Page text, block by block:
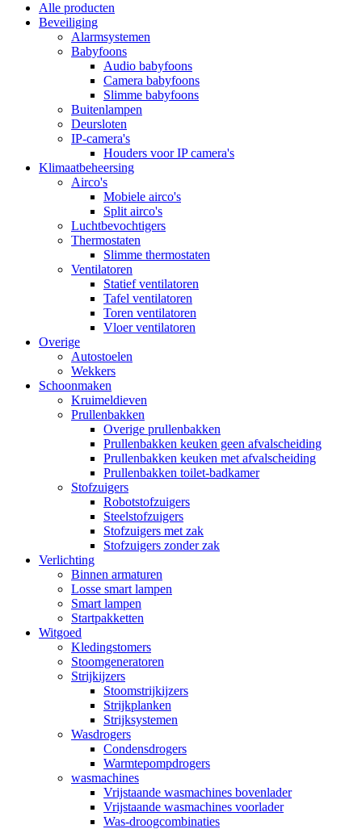
Alle producten
Beveiliging
Alarmsystemen
Babyfoons
Audio babyfoons
Camera babyfoons
Slimme babyfoons
Buitenlampen
Deursloten
IP-camera's
Houders voor IP camera's
Klimaatbeheersing
Airco's
Mobiele airco's
Split airco's
Luchtbevochtigers
Thermostaten
Slimme thermostaten
Ventilatoren
Statief ventilatoren
Tafel ventilatoren
Toren ventilatoren
Vloer ventilatoren
Overige
Autostoelen
Wekkers
Schoonmaken
Kruimeldieven
Prullenbakken
Overige prullenbakken
Prullenbakken keuken geen afvalscheiding
Prullenbakken keuken met afvalscheiding
Prullenbakken toilet-badkamer
Stofzuigers
Robotstofzuigers
Steelstofzuigers
Stofzuigers met zak
Stofzuigers zonder zak
Verlichting
Binnen armaturen
Losse smart lampen
Smart lampen
Startpakketten
Witgoed
Kledingstomers
Stoomgeneratoren
Strijkijzers
Stoomstrijkijzers
Strijkplanken
Strijksystemen
Wasdrogers
Condensdrogers
Warmtepompdrogers
wasmachines
Vrijstaande wasmachines bovenlader
Vrijstaande wasmachines voorlader
Was-droogcombinaties